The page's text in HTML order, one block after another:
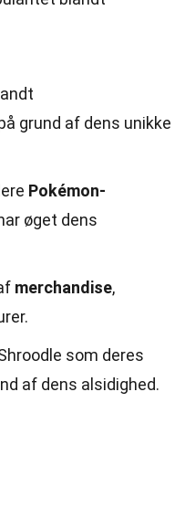
grund af dens unikke
Pokémon-
øget dens
merchandise,
som deres
af dens alsidighed.